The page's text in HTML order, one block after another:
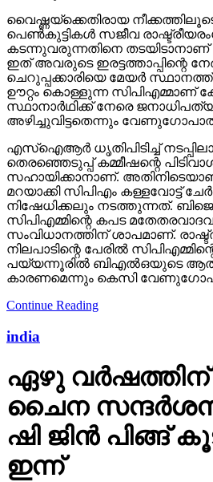
വൈഷ്ണയ്‌ക്കെതിരായ
പെണ്‍കുട്ടികള്‍ സജീവ
കടന്നുവരുന്നതിനെ തടയിടാനാണ്
ഇത് അവരുടെ ഇരട്ടത്താപ്പിന്റെ
ചെറുപ്പക്കാരിയെ മേയര്‍
ഊറ്റം കൊള്ളുന്ന
സ്ഥാനാര്‍ഥിക്ക് നേരെ
അഴിച്ചുവിട്ടതെന്നും
എസ്‌ഐആര്‍ ധൃതിപിടിച്ച്
തെരഞ്ഞെടുപ്പ് കമ്മീഷന്റെ
സഹായിക്കാനാണ്.
മറയാക്കി സിപിഎം കള്ളവോട്ട്
നിഷേധിക്കലും നടത്തുന്നത്.
സിപിഎമ്മിന്റെ കപട
സംവിധാനത്തിന് ശാപമാണ്.
നിലപാടിന്റെ പേരില്‍
പയ്യന്നൂരില്‍ ബിഎല്‍ഒയുടെ
കാരണമെന്നും കെസി
Continue Reading
india
ഏഴു വർഷത്തിന്
ചൈന
ഷി ജിൻ പിങ്ങ്
ഇന്ന്